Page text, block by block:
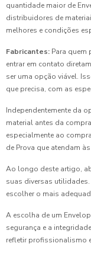
quantidade maior de
distribuidores de
melhores e condições
Fabricantes: Para quem
entrar em contato
ser uma opção viável.
que precisa, com as
Independentemente da
material antes da
especialmente ao
de Prova que atendam
Ao longo deste artigo,
suas diversas
escolher o mais
A escolha de um
segurança e a
refletir profissionalismo